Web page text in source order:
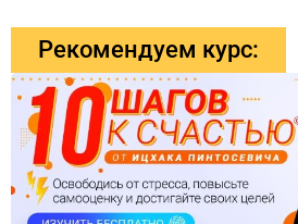
Рекомендуем курс: